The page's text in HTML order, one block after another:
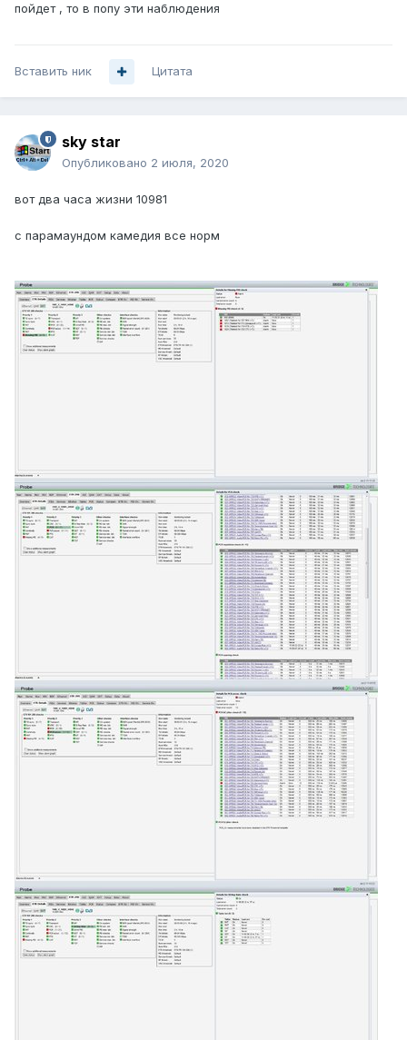
пойдет , то в попу эти наблюдения
Вставить ник Цитата
sky star
Опубликовано 2 июля, 2020
вот два часа жизни 10981
с парамаундом камедия все норм